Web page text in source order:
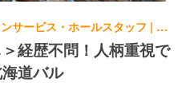
居酒屋, バル・バー | レストランサービス・ホールスタッフ | 北海道シントク町 塚田農場 品川港南口店
経歴不問！人柄重視で
道バル